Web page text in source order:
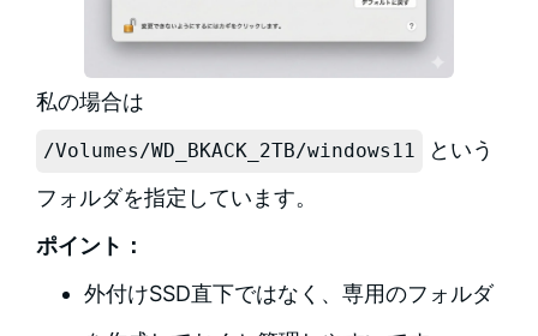
私の場合は
/Volumes/WD_BKACK_2TB/windows11
という
フォルダを指定しています。
ポイント：
外付けSSD直下ではなく、専用のフォルダ